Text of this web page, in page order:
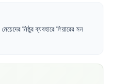
মেয়েদেরনিষ্ঠুরব্যবহারেলিয়ারেরমন